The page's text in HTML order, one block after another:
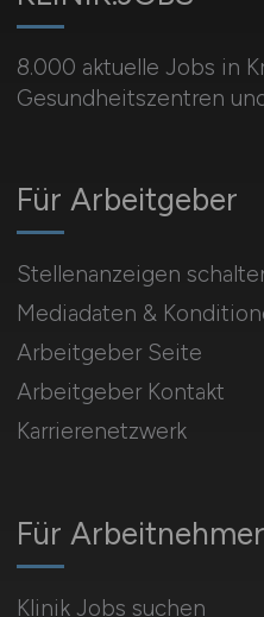
8.000 aktuelle Jobs in
Gesundheitszentren
Für Arbeitnehmer
Klinik Jobs suchen
Für Arbeitgeber
Stellenanzeigen
Mediadaten &
Arbeitgeber Seite
Arbeitgeber Kontakt
Karrierenetzwerk